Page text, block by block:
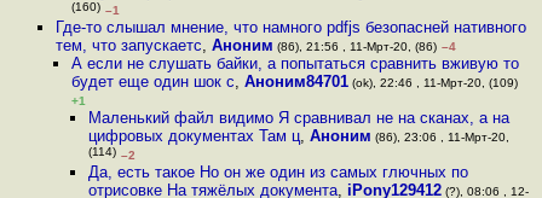
(160) –1
Где-то слышал мнение, что намного pdfjs безопасней нативного
тем, что запускаетс, Аноним (86), 21:56 , 11-Мрт-20, (86) –4
А если не слушать байки, а попытаться сравнить вживую то
будет еще один шок c,Аноним84701 (ok), 22:46 , 11-Мрт-20, (109)
+1
Маленький файл видимо Я сравнивал не на сканах, а на
цифровых документах Там ц, Аноним (86), 23:06 , 11-Мрт-20,
(114) –2
Да, есть такое Но он же один из самых глючных по
отрисовке На тяжёлых документа, iPony129412(?), 08:06 , 12-